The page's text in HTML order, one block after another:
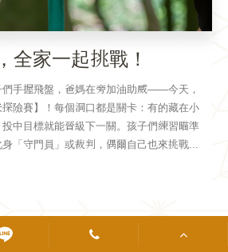
全家一起挑戰！
手握飛盤，爸媽在旁加油助威——今天，
險賽】！每個洞口都是關卡：有的藏在小
中目標就能晉級下一關。孩子們練習瞄準
「守門員」或裁判，偶爾自己也來挑戰...